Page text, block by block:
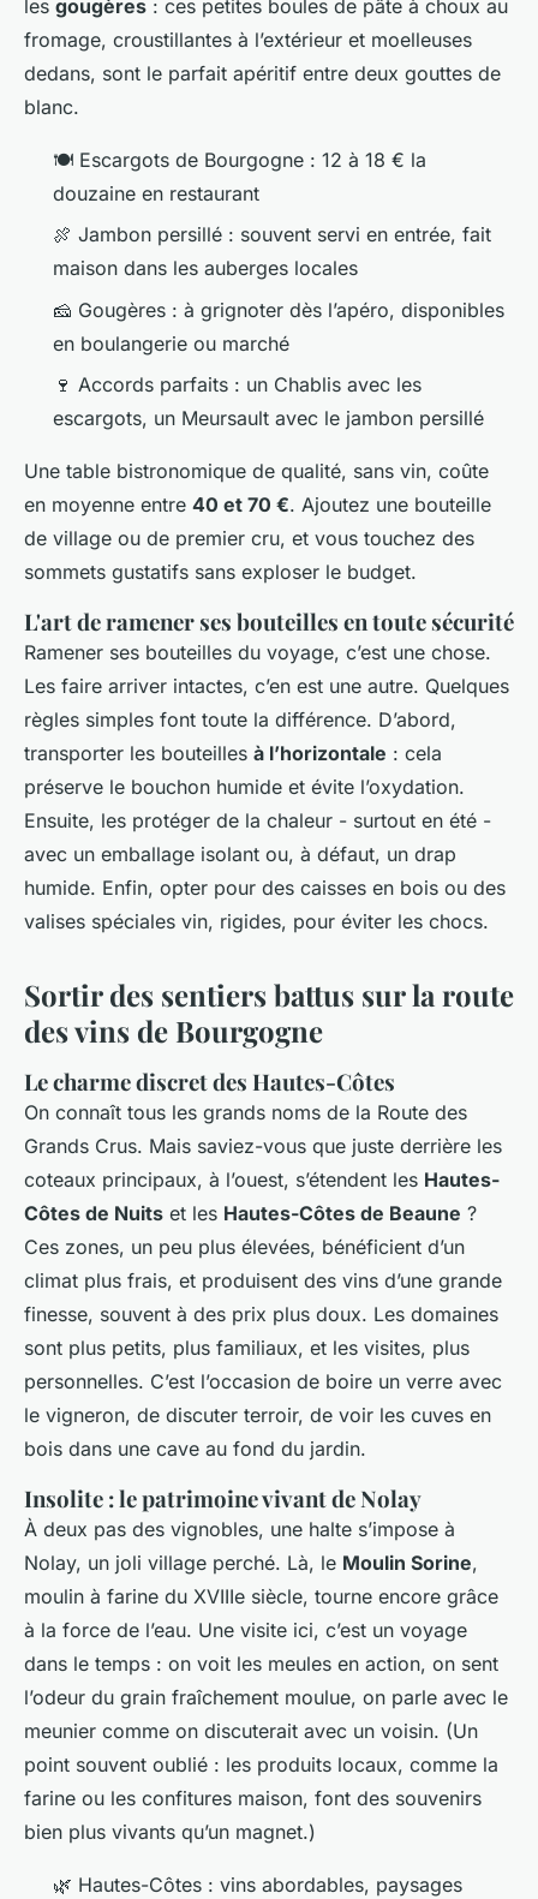
les gougères : ces petites boules de pâte à choux au
fromage, croustillantes à l’extérieur et moelleuses
dedans, sont le parfait apéritif entre deux gouttes de
blanc.
🍽️ Escargots de Bourgogne : 12 à 18 € la
douzaine en restaurant
🍖 Jambon persillé : souvent servi en entrée, fait
maison dans les auberges locales
🧀 Gougères : à grignoter dès l’apéro, disponibles
en boulangerie ou marché
🍷 Accords parfaits : un Chablis avec les
escargots, un Meursault avec le jambon persillé
Une table bistronomique de qualité, sans vin, coûte
en moyenne entre 40 et 70 €. Ajoutez une bouteille
de village ou de premier cru, et vous touchez des
sommets gustatifs sans exploser le budget.
L'art de ramener ses bouteilles en toute sécurité
Ramener ses bouteilles du voyage, c’est une chose.
Les faire arriver intactes, c’en est une autre. Quelques
règles simples font toute la différence. D’abord,
transporter les bouteilles à l’horizontale : cela
préserve le bouchon humide et évite l’oxydation.
Ensuite, les protéger de la chaleur - surtout en été -
avec un emballage isolant ou, à défaut, un drap
humide. Enfin, opter pour des caisses en bois ou des
valises spéciales vin, rigides, pour éviter les chocs.
Sortir des sentiers battus sur la route
des vins de Bourgogne
Le charme discret des Hautes-Côtes
On connaît tous les grands noms de la Route des
Grands Crus. Mais saviez-vous que juste derrière les
coteaux principaux, à l’ouest, s’étendent les Hautes-
Côtes de Nuits et les Hautes-Côtes de Beaune ?
Ces zones, un peu plus élevées, bénéficient d’un
climat plus frais, et produisent des vins d’une grande
finesse, souvent à des prix plus doux. Les domaines
sont plus petits, plus familiaux, et les visites, plus
personnelles. C’est l’occasion de boire un verre avec
le vigneron, de discuter terroir, de voir les cuves en
bois dans une cave au fond du jardin.
Insolite : le patrimoine vivant de Nolay
À deux pas des vignobles, une halte s’impose à
Nolay, un joli village perché. Là, le Moulin Sorine,
moulin à farine du XVIIIe siècle, tourne encore grâce
à la force de l’eau. Une visite ici, c’est un voyage
dans le temps : on voit les meules en action, on sent
l’odeur du grain fraîchement moulue, on parle avec le
meunier comme on discuterait avec un voisin. (Un
point souvent oublié : les produits locaux, comme la
farine ou les confitures maison, font des souvenirs
bien plus vivants qu’un magnet.)
🌿 Hautes-Côtes : vins abordables, paysages